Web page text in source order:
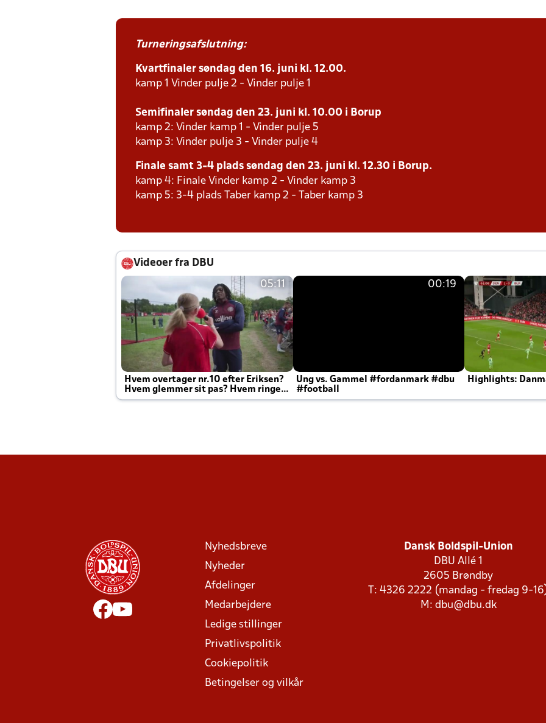
Turneringsafslutning:
Kvartfinaler søndag den 16. juni kl. 12.00.
kamp 1 Vinder pulje 2 - Vinder pulje 1
Semifinaler søndag den 23. juni kl. 10.00 i Borup
kamp 2: Vinder kamp 1 - Vinder pulje 5
kamp 3: Vinder pulje 3 - Vinder pulje 4
Finale samt 3-4 plads søndag den 23. juni kl. 12.30 i Borup.
kamp 4: Finale Vinder kamp 2 - Vinder kamp 3
kamp 5: 3-4 plads Taber kamp 2 - Taber kamp 3
Videoer fra DBU
05:11
Hvem overtager nr.10 efter Eriksen?
Hvem glemmer sit pas? Hvem ringer
Joachim altid til efter kampe?
00:19
Ung vs. Gammel #fordanmark #dbu
#football
Highlights:
Nyhedsbreve
Nyheder
Afdelinger
Medarbejdere
Ledige stillinger
Privatlivspolitik
Cookiepolitik
Betingelser og vilkår
Dansk Boldspil-Union
DBU Allé 1
2605 Brøndby
T: 4326 2222 (mandag - fredag 9-
M: dbu@dbu.dk